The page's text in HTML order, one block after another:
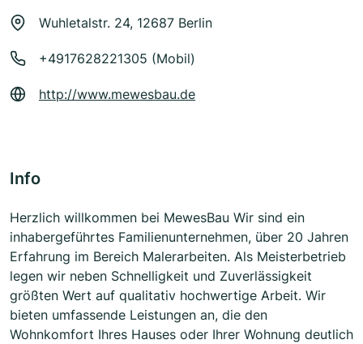
Wuhletalstr. 24, 12687 Berlin
+4917628221305 (Mobil)
http://www.mewesbau.de
Info
Herzlich willkommen bei MewesBau Wir sind ein
inhabergeführtes Familienunternehmen, über 20 Jahren
Erfahrung im Bereich Malerarbeiten. Als Meisterbetrieb
legen wir neben Schnelligkeit und Zuverlässigkeit
größten Wert auf qualitativ hochwertige Arbeit. Wir
bieten umfassende Leistungen an, die den
Wohnkomfort Ihres Hauses oder Ihrer Wohnung deutlich